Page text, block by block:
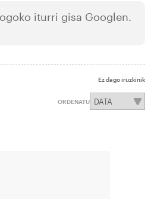
iturri gisa Googlen.
Ez dago iruzkinik
ORDENATU